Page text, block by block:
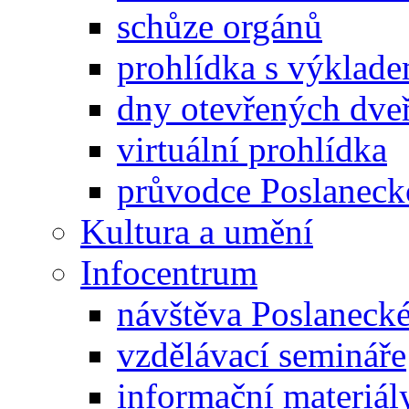
schůze orgánů
prohlídka s
dny otevřených
virtuální prohlídka
průvodce
Kultura a umění
Infocentrum
návštěva
vzdělávací semináře
informační